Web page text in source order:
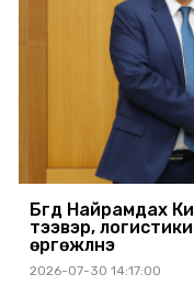
Бүгд Найрамдах
тээвэр,
өргөжүүлнэ
2026-07-30 14:17:00